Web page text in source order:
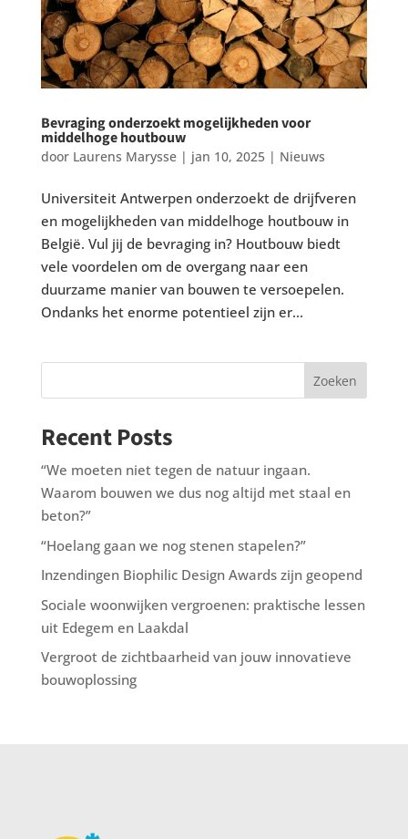
Bevraging onderzoekt mogelijkheden voor
middelhoge houtbouw
door Laurens Marysse| jan 10, 2025| Nieuws
Universiteit Antwerpen onderzoekt de drijfveren
en mogelijkheden van middelhoge houtbouw in
België. Vul jij de bevraging in? Houtbouw biedt
vele voordelen om de overgang naar een
duurzame manier van bouwen te versoepelen.
Ondanks het enorme potentieel zijn er...
Zoeken
Recent Posts
“We moeten niet tegen de natuur ingaan.
Waarom bouwen we dus nog altijd met staal en
beton?”
“Hoelang gaan we nog stenen stapelen?”
Inzendingen Biophilic Design Awards zijn geopend
Sociale woonwijken vergroenen: praktische lessen
uit Edegem en Laakdal
Vergroot de zichtbaarheid van jouw innovatieve
bouwoplossing